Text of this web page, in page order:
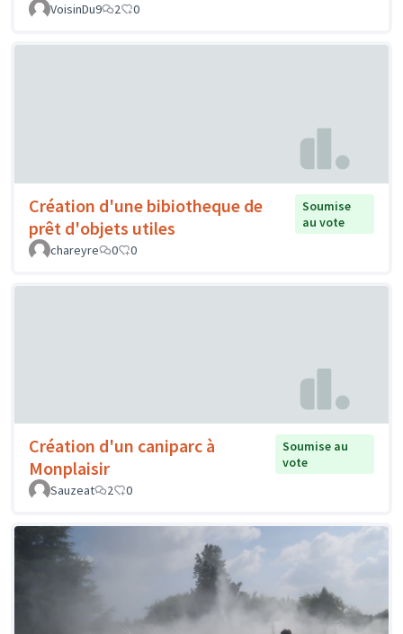
VoisinDu9
2 0
Création d'une bibiotheque de
prêt d'objets utiles
Soumise
au vote
chareyre
0 0
Création d'un caniparc à
Monplaisir
Soumise au
vote
Sauzeat
2 0